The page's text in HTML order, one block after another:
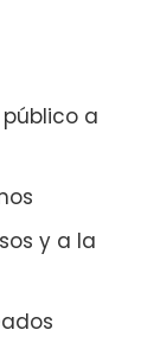
a
y a la